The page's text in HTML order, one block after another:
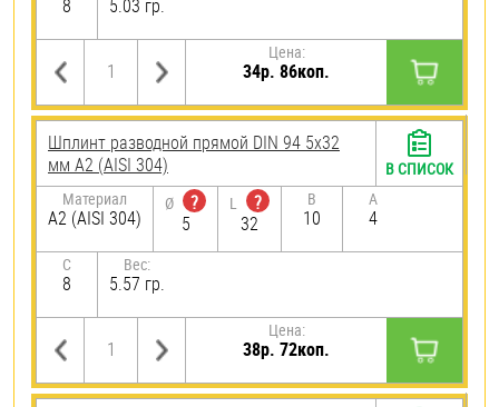
8 5.03 гр.
Цена:
34р. 86коп.
Шплинт разводной прямой DIN 94 5х32
мм А2 (AISI 304)
Материал
А2 (AISI 304)
Ø
?
5
L
?
32
B
10
A
4
C
8
Вес:
5.57 гр.
Цена:
38р. 72коп.
В СПИСОК